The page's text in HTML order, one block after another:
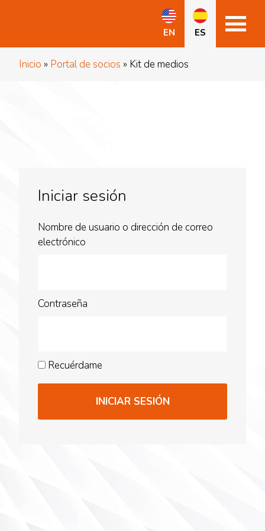
EN ES
Inicio » Portal de socios » Kit de medios
Iniciar sesión
Nombre de usuario o dirección de correo
electrónico
Contraseña
Recuérdame